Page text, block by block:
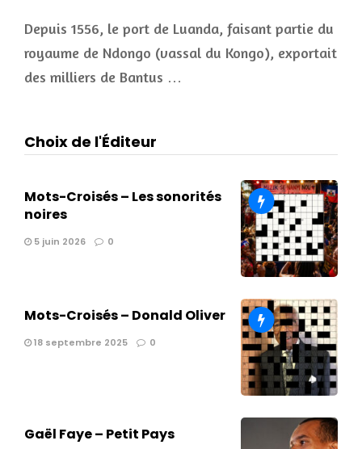
Depuis 1556, le port de Luanda, faisant partie du
royaume de Ndongo (vassal du Kongo), exportait
des milliers de Bantus …
Choix de l'Éditeur
Mots-Croisés – Les sonorités
noires
5 juin 2026 0
Mots-Croisés – Donald Oliver
18 septembre 2025 0
Gaël Faye – Petit Pays